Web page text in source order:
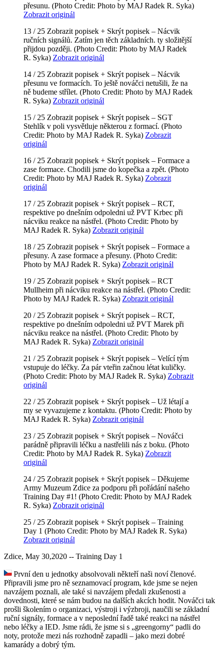
přesunu. (Photo Credit: Photo by MAJ Radek R. Syka)
Zobrazit originál
13 / 25 Zobrazit popisek + Skrýt popisek – Nácvik
ručních signálů. Zatím jen těch základních. ty složitější
přijdou později. (Photo Credit: Photo by MAJ Radek
R. Syka) Zobrazit originál
14 / 25 Zobrazit popisek + Skrýt popisek – Nácvik
přesunu ve formacích. To ještě nováčci netušili, že na
ně budeme střílet. (Photo Credit: Photo by MAJ Radek
R. Syka) Zobrazit originál
15 / 25 Zobrazit popisek + Skrýt popisek – SGT
Stehlík v poli vysvětluje některou z formací. (Photo
Credit: Photo by MAJ Radek R. Syka) Zobrazit
originál
16 / 25 Zobrazit popisek + Skrýt popisek – Formace a
zase formace. Chodili jsme do kopečka a zpět. (Photo
Credit: Photo by MAJ Radek R. Syka) Zobrazit
originál
17 / 25 Zobrazit popisek + Skrýt popisek – RCT,
respektive po dnešním odpoledni už PVT Krbec při
nácviku reakce na nástřel. (Photo Credit: Photo by
MAJ Radek R. Syka) Zobrazit originál
18 / 25 Zobrazit popisek + Skrýt popisek – Formace a
přesuny. A zase formace a přesuny. (Photo Credit:
Photo by MAJ Radek R. Syka) Zobrazit originál
19 / 25 Zobrazit popisek + Skrýt popisek – RCT
Mullheim při nácviku reakce na nástřel. (Photo Credit:
Photo by MAJ Radek R. Syka) Zobrazit originál
20 / 25 Zobrazit popisek + Skrýt popisek – RCT,
respektive po dnešním odpoledni už PVT Marek při
nácviku reakce na nástřel. (Photo Credit: Photo by
MAJ Radek R. Syka) Zobrazit originál
21 / 25 Zobrazit popisek + Skrýt popisek – Velící tým
vstupuje do léčky. Za pár vteřin začnou létat kuličky.
(Photo Credit: Photo by MAJ Radek R. Syka) Zobrazit
originál
22 / 25 Zobrazit popisek + Skrýt popisek – Už létají a
my se vyvazujeme z kontaktu. (Photo Credit: Photo by
MAJ Radek R. Syka) Zobrazit originál
23 / 25 Zobrazit popisek + Skrýt popisek – Nováčci
parádně připravili léčku a nastřelili nás z boku. (Photo
Credit: Photo by MAJ Radek R. Syka) Zobrazit
originál
24 / 25 Zobrazit popisek + Skrýt popisek – Děkujeme
Army Muzeum Zdice za podporu při pořádání našeho
Training Day #1! (Photo Credit: Photo by MAJ Radek
R. Syka) Zobrazit originál
25 / 25 Zobrazit popisek + Skrýt popisek – Training
Day 1 (Photo Credit: Photo by MAJ Radek R. Syka)
Zobrazit originál
Zdice, May 30,2020 -- Training Day 1
První den u jednotky absolvovali někteří naši noví členové.
Připravili jsme pro ně seznamovací program, kde jsme se nejen
navzájem poznali, ale také si navzájem předali zkušenosti a
dovednosti, které se nám budou na dalších akcích hodit. Nováčci tak
prošli školením o organizaci, výstroji i výzbroji, naučili se základní
ruční signály, formace a v neposlední řadě také reakci na nástřel
nebo léčky a IED. Jsme rádi, že jsme si s „greengorny“ padli do
noty, protože mezi nás rozhodně zapadli – jako mezi dobré
kamarády a dobrý tým.